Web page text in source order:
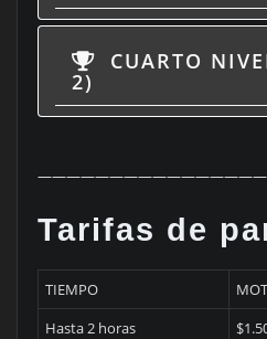
CUARTO
2)
Tarifas de
TIEMPO
Hasta 2 horas